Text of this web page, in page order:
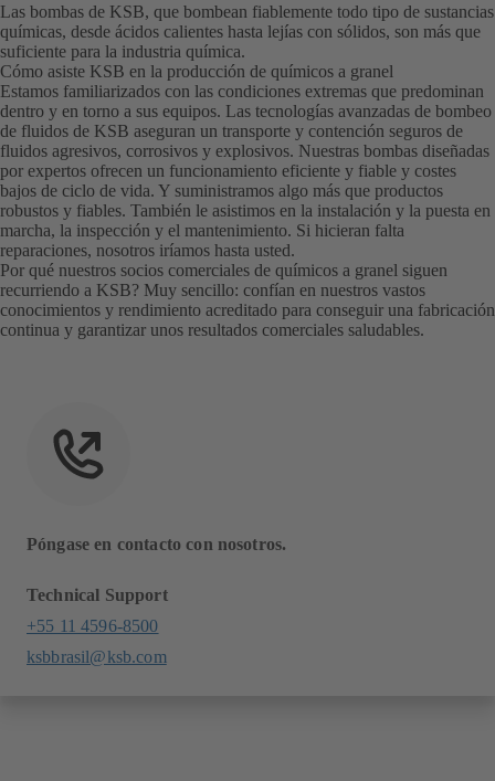
Las bombas de KSB, que bombean fiablemente todo tipo de sustancias
químicas, desde ácidos calientes hasta lejías con sólidos, son más que
suficiente para la industria química.
Cómo asiste KSB en la producción de químicos a granel
Estamos familiarizados con las condiciones extremas que predominan
dentro y en torno a sus equipos. Las tecnologías avanzadas de bombeo
de fluidos de KSB aseguran un transporte y contención seguros de
fluidos agresivos, corrosivos y explosivos. Nuestras bombas diseñadas
por expertos ofrecen un funcionamiento eficiente y fiable y costes
bajos de ciclo de vida. Y suministramos algo más que productos
robustos y fiables. También le asistimos en la instalación y la puesta en
marcha, la inspección y el mantenimiento. Si hicieran falta
reparaciones, nosotros iríamos hasta usted.
Por qué nuestros socios comerciales de químicos a granel siguen
recurriendo a KSB? Muy sencillo: confían en nuestros vastos
conocimientos y rendimiento acreditado para conseguir una fabricación
continua y garantizar unos resultados comerciales saludables.
Póngase en contacto con nosotros.
Technical Support
+55 11 4596-8500
ksbbrasil@ksb.com